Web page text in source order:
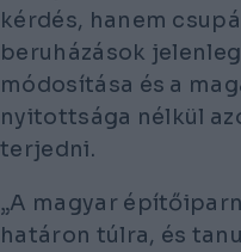
kérdés, hanem
beruházások
módosítása és a
nyitottsága nélkül
terjedni.
„A magyar
határon túlra, és